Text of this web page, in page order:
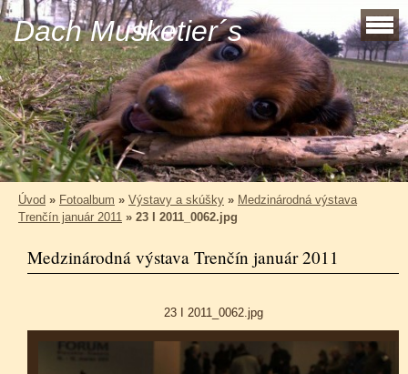
Dach Musketier´s
Úvod » Fotoalbum » Výstavy a skúšky » Medzinárodná výstava
Trenčín január 2011 » 23 I 2011_0062.jpg
Medzinárodná výstava Trenčín január 2011
23 I 2011_0062.jpg